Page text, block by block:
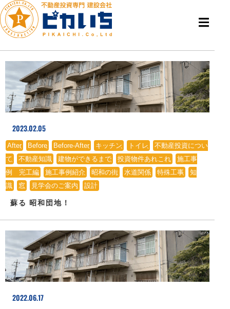
2023.02.05
After、 Before、 Before-After、 キッチン、 トイレ、
不動産投資につい
て、 不動産知識、 建物ができるまで、 投資物件あれこれ、
施工事
例 完工編、 施工事例紹介、 昭和の街、 水道関係、 特殊工事、
知
識、 窓、 見学会のご案内、 設計
蘇る 昭和団地！
2022.06.17